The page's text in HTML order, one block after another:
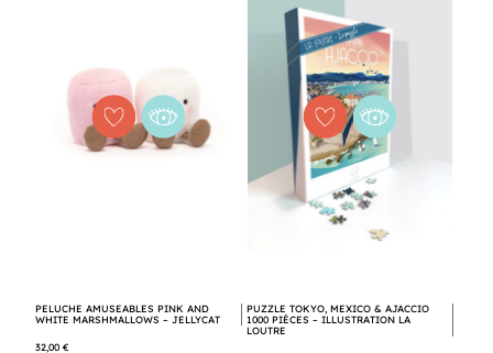
PELUCHE AMUSEABLES PINK AND
WHITE MARSHMALLOWS – JELLYCAT
32,00 €
PUZZLE TOKYO, MEXICO & AJACCIO
1000 PIÈCES – ILLUSTRATION LA
LOUTRE